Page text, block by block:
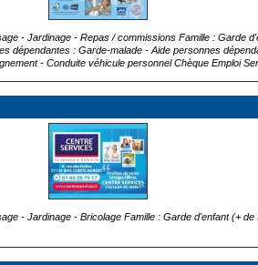
- Jardinage - Repas / commissions Famille : Garde
dépendantes : Garde-malade - Aide personnes
- Conduite véhicule personnel Chèque Emploi
- Jardinage - Bricolage Famille : Garde d'enfant (+